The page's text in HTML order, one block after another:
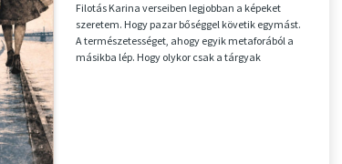
Filotás Karina verseiben legjobban a képeket
szeretem. Hogy pazar bőséggel követik egymást.
A természetességet, ahogy egyik metaforából a
másikba lép. Hogy olykor csak a tárgyak